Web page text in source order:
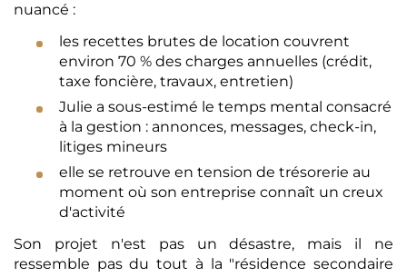
nuancé :
les recettes brutes de location couvrent
environ 70 % des charges annuelles (crédit,
taxe foncière, travaux, entretien)
Julie a sous-estimé le temps mental consacré
à la gestion : annonces, messages, check-in,
litiges mineurs
elle se retrouve en tension de trésorerie au
moment où son entreprise connaît un creux
d'activité
Son projet n'est pas un désastre, mais il ne
ressemble pas du tout à la "résidence secondaire